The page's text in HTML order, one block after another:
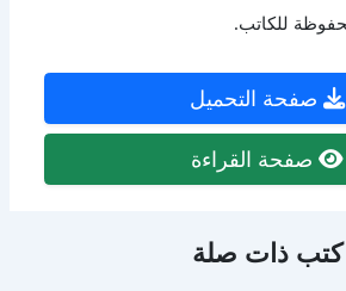
للكاتب.
صفحة التحميل
صفحة القراءة
كتب ذات صلة